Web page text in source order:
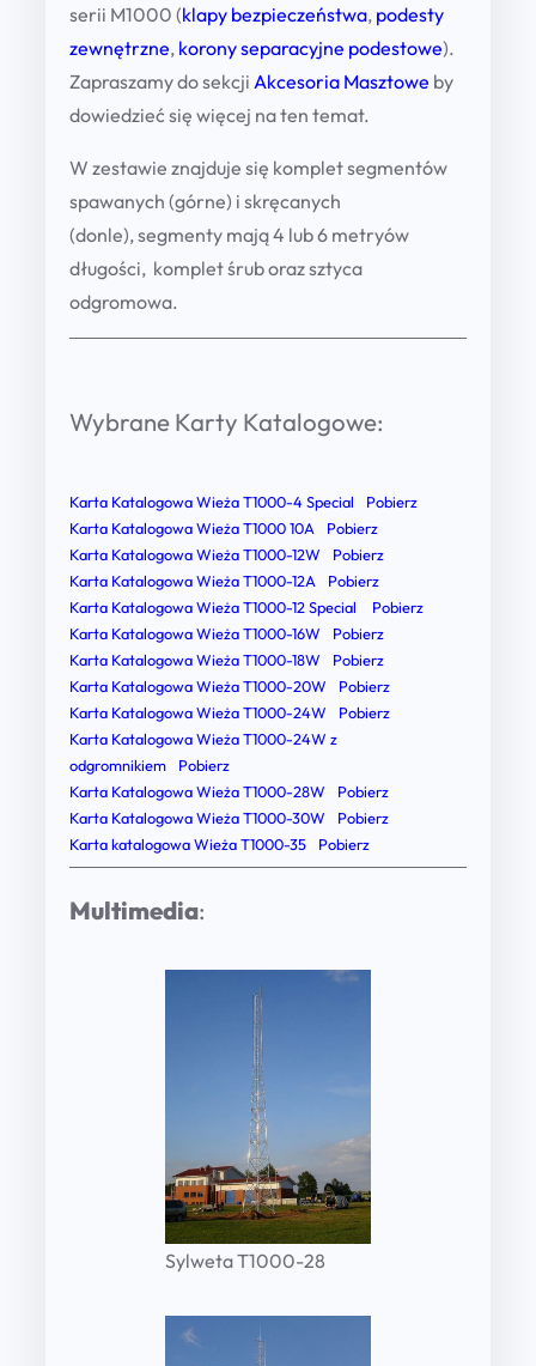
i
k
a
c
i
0
0
0
u
a
n
i
t
y
serii M1000 (klapy bezpieczeństwa, podesty
zewnętrzne, korony separacyjne podestowe).
Zapraszamy do sekcji Akcesoria Masztowe by
dowiedzieć się więcej na ten temat.
W zestawie znajduje się komplet segmentów
spawanych (górne) i skręcanych
(donle),segmenty mają 4 lub 6 metryów
długości, komplet śrub oraz sztyca
odgromowa.
Wybrane Karty Katalogowe:
Karta Katalogowa Wieża T1000-4 Special
Pobierz
Karta Katalogowa Wieża T1000 10A
Pobierz
Karta Katalogowa Wieża T1000-12W
Pobierz
Karta Katalogowa Wieża T1000-12A
Pobierz
Karta Katalogowa Wieża T1000-12 Special
Pobierz
Karta Katalogowa Wieża T1000-16W
Pobierz
Karta Katalogowa Wieża T1000-18W
Pobierz
Karta Katalogowa Wieża T1000-20W
Pobierz
Karta Katalogowa Wieża T1000-24W
Pobierz
Karta Katalogowa Wieża T1000-24W z
odgromnikiem
Pobierz
Karta Katalogowa Wieża T1000-28W
Pobierz
Karta Katalogowa Wieża T1000-30W
Pobierz
Karta katalogowa Wieża T1000-35
Pobierz
Multimedia:
Sylweta T1000-28